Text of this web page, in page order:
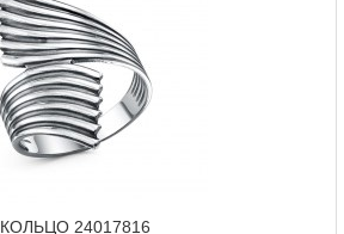
КОЛЬЦО 24017816